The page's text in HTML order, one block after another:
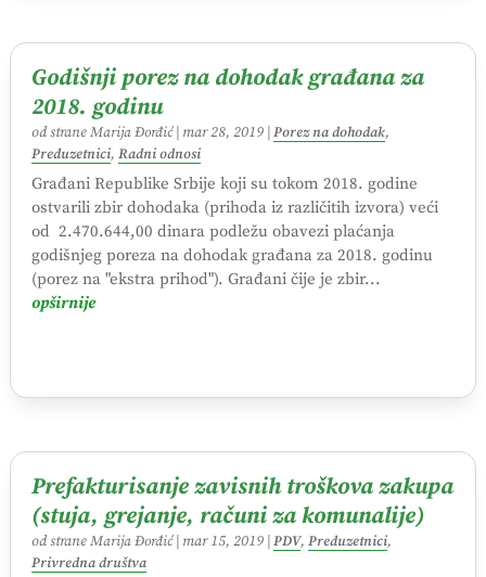
Godišnji porez na dohodak građana za
2018. godinu
od straneMarija Đorđić| mar 28, 2019| Porez na dohodak,
Preduzetnici, Radni odnosi
Građani Republike Srbije koji su tokom 2018. godine
ostvarili zbir dohodaka (prihoda iz različitih izvora) veći
od 2.470.644,00 dinara podležu obavezi plaćanja
godišnjeg poreza na dohodak građana za 2018. godinu
(porez na "ekstra prihod"). Građani čije je zbir...
opširnije
Prefakturisanje zavisnih troškova zakupa
(stuja, grejanje, računi za komunalije)
od straneMarija Đorđić| mar 15, 2019| PDV, Preduzetnici,
Privredna društva